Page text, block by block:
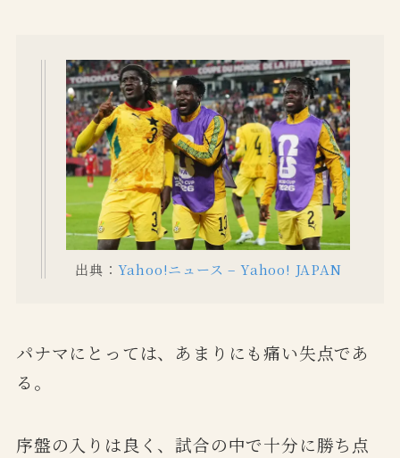
出典： Yahoo!ニュース – Yahoo! JAPAN
パナマにとっては、あまりにも痛い失点であ
る。
序盤の入りは良く、試合の中で十分に勝ち点